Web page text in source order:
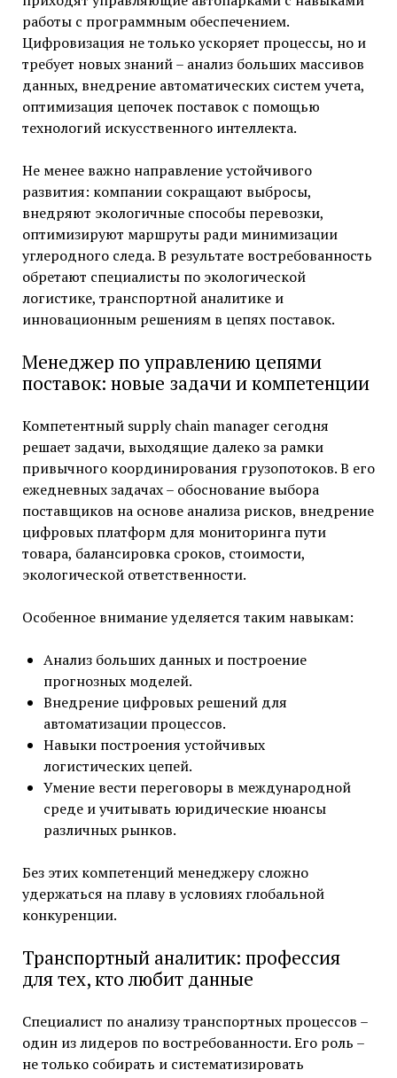
работы с программным обеспечением.
Цифровизация не только ускоряет процессы, но и
требует новых знаний – анализ больших массивов
данных, внедрение автоматических систем учета,
оптимизация цепочек поставок с помощью
технологий искусственного интеллекта.
Не менее важно направление устойчивого
развития: компании сокращают выбросы,
внедряют экологичные способы перевозки,
оптимизируют маршруты ради минимизации
углеродного следа. В результате востребованность
обретают специалисты по экологической
логистике, транспортной аналитике и
инновационным решениям в цепях поставок.
Менеджер по управлению цепями
поставок: новые задачи и компетенции
Компетентный supply chain manager сегодня
решает задачи, выходящие далеко за рамки
привычного координирования грузопотоков. В его
ежедневных задачах – обоснование выбора
поставщиков на основе анализа рисков, внедрение
цифровых платформ для мониторинга пути
товара, балансировка сроков, стоимости,
экологической ответственности.
Особенное внимание уделяется таким навыкам:
Анализ больших данных и построение
прогнозных моделей.
Внедрение цифровых решений для
автоматизации процессов.
Навыки построения устойчивых
логистических цепей.
Умение вести переговоры в международной
среде и учитывать юридические нюансы
различных рынков.
Без этих компетенций менеджеру сложно
удержаться на плаву в условиях глобальной
конкуренции.
Транспортный аналитик: профессия
для тех, кто любит данные
Специалист по анализу транспортных процессов –
один из лидеров по востребованности. Его роль –
не только собирать и систематизировать